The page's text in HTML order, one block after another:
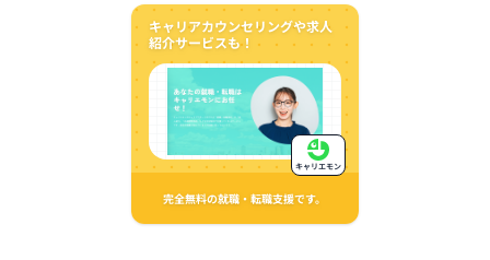
キャリアカウンセリングや求人
紹介サービスも！
完全無料の就職・転職支援です。
キャリエモン